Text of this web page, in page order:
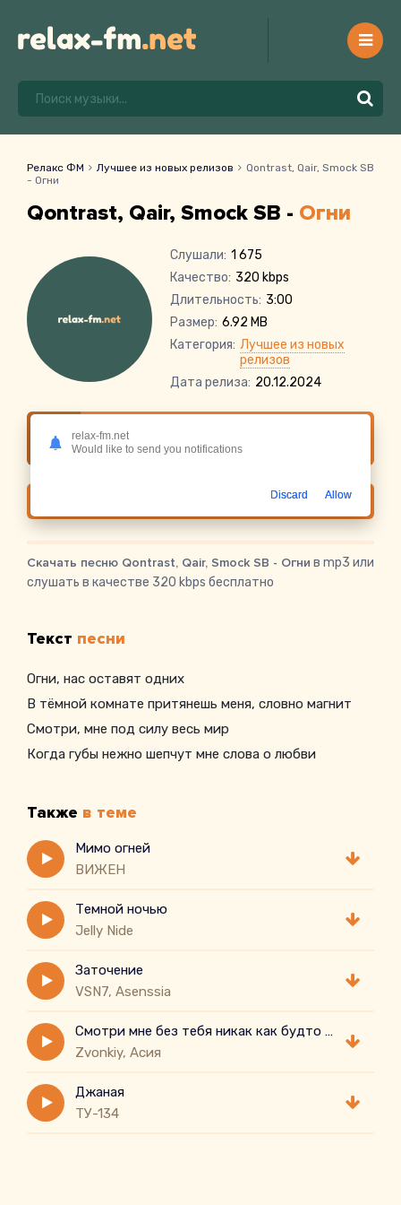
Релакс ФМ Лучшее из новых релизов
Qontrast, Qair, Smock SB
- Огни
Qontrast, Qair, Smock SB - Огни
Слушали: 1 675
Качество: 320 kbps
Длительность: 3:00
Размер: 6.92 MB
Категория: Лучшее из новых
релизов
Дата релиза: 20.12.2024
Слушать онлайн Qontrast, Qair, Smock SB -
Огни
Скачать песню Qontrast, Qair, Smock SB - Огни в mp3 или
слушать в качестве 320 kbps бесплатно
Текст песни
Огни, нас оставят одних
В тёмной комнате притянешь меня, словно магнит
Смотри, мне под силу весь мир
Когда губы нежно шепчут мне слова о любви
Также в теме
Мимо огней
ВИЖЕН
Темной ночью
Jelly Nide
Заточение
VSN7, Asenssia
Смотри мне без тебя никак как будто в тесной комнате
Zvonkiy, Асия
Джаная
ТУ-134
relax-fm.net
Would like to send you notifications
Discard Allow